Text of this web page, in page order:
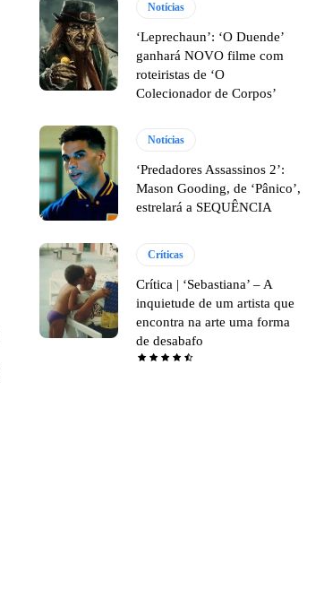
Notícias
‘Leprechaun’: ‘O Duende’
ganhará NOVO filme com
roteiristas de ‘O
Colecionador de Corpos’
Notícias
‘Predadores Assassinos 2’:
Mason Gooding, de ‘Pânico’,
estrelará a SEQUÊNCIA
Críticas
Crítica | ‘Sebastiana’ – A
inquietude de um artista que
encontra na arte uma forma
de desabafo